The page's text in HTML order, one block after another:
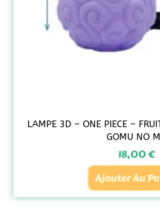
LAMPE 3D – ONE PIECE –
GOMU NO
18,00€
Ajouter Au